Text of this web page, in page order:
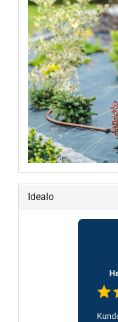
Idealo